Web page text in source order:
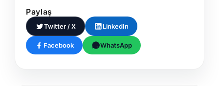
Paylaş
Twitter / X LinkedIn
Facebook WhatsApp